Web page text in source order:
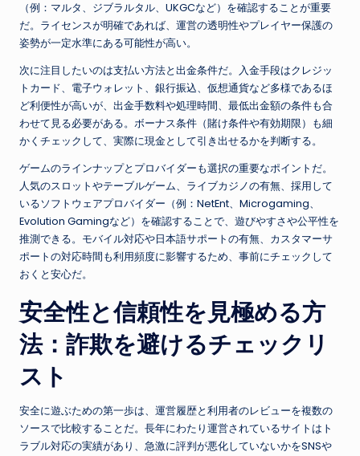
（例：マルタ、ジブラルタル、UKGCなど）を確認することが重要
だ。ライセンスが明確であれば、運営の透明性やプレイヤー保護の
姿勢が一定水準にある可能性が高い。
次に注目したいのは支払い方法と出金条件だ。入金手段はクレジッ
トカード、電子ウォレット、銀行振込、仮想通貨など多様であるほ
ど利便性が高いが、出金手数料や処理時間、最低出金額の条件も合
わせて見る必要がある。ボーナス条件（賭け条件や有効期限）も細
かくチェックして、実際に現金として引き出せるかを判断する。
ゲームのラインナップとプロバイダーも選択の重要なポイントだ。
人気のスロットやテーブルゲーム、ライブカジノの有無、採用して
いるソフトウェアプロバイダー（例：NetEnt、Microgaming、
Evolution Gamingなど）を確認することで、遊びやすさや公平性を
推測できる。モバイル対応や日本語サポートの有無、カスタマーサ
ポートの対応時間も利用頻度に影響するため、事前にチェックして
おくと安心だ。
安全性と信頼性を見極める方
法：詐欺を避けるチェックリ
スト
安全に遊ぶための第一歩は、運営履歴と利用者のレビューを複数の
ソースで比較することだ。長年にわたり運営されているサイトはト
ラブル対応の実績があり、急激に評判が悪化していないかをSNSや